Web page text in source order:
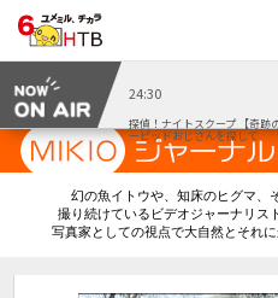
24:30
探偵！ナイトスクープ 【奇跡
ーピッドおじさんを探して
幻の魚イトウや、知床のヒグマ、
撮り続けているビデオジャーナリスト
写真家としての視点で大自然とそれ